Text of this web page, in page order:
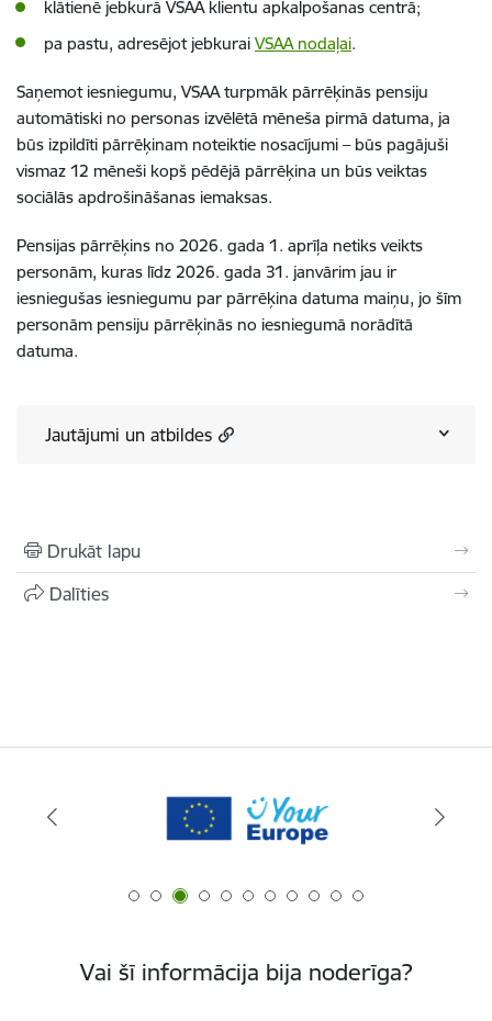
klātienē jebkurā VSAA klientu apkalpošanas centrā;
pa pastu, adresējot jebkurai VSAA nodaļai.
Saņemot iesniegumu, VSAA turpmāk pārrēķinās pensiju
automātiski no personas izvēlētā mēneša pirmā datuma, ja
būs izpildīti pārrēķinam noteiktie nosacījumi – būs pagājuši
vismaz 12 mēneši kopš pēdējā pārrēķina un būs veiktas
sociālās apdrošināšanas iemaksas.
Pensijas pārrēķins no 2026. gada 1. aprīļa netiks veikts
personām, kuras līdz 2026. gada 31. janvārim jau ir
iesniegušas iesniegumu par pārrēķina datuma maiņu, jo šīm
personām pensiju pārrēķinās no iesniegumā norādītā
datuma.
Jautājumi un atbildes
Drukāt lapu
Dalīties
Vai šī informācija bija noderīga?